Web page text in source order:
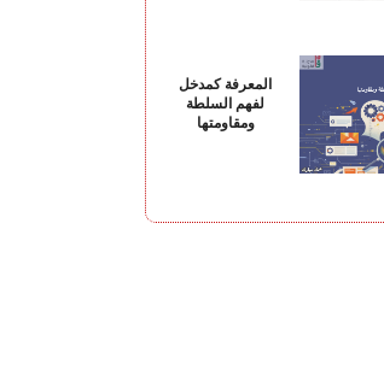
المعرفة كمدخل
لفهم السلطة
ومقاومتها